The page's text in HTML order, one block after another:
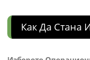
Как Да Стана